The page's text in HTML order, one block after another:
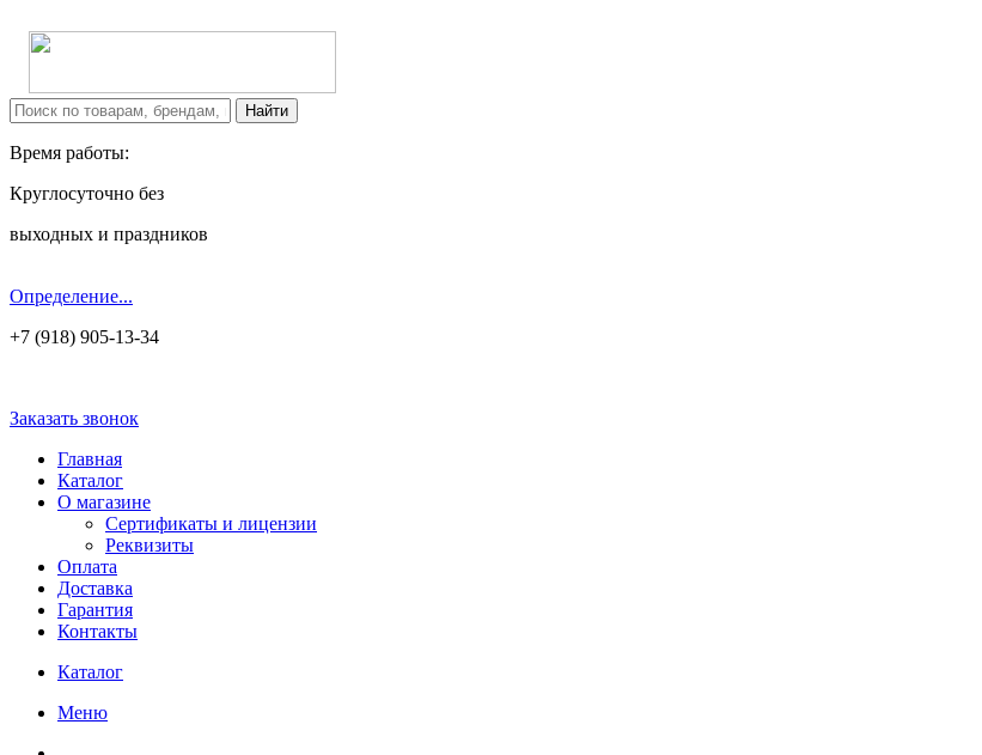
Время работы:
Круглосуточно без
выходных и праздников
Определение...
+7 (918) 905-13-34
Заказать звонок
Главная
Каталог
О магазине
Сертификаты и лицензии
Реквизиты
Оплата
Доставка
Гарантия
Контакты
Каталог
Меню